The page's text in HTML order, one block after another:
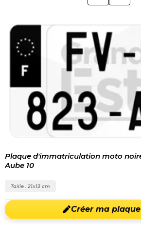
Plaque d'immatriculation moto
Aube 10
Taille : 21x13 cm
Créer ma plaque